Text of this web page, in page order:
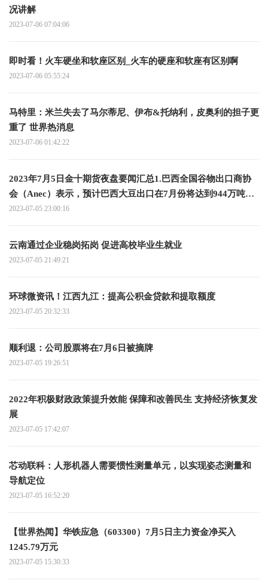
况讲解
2023-07-06 07:04:06
即时看！火车硬坐和软座区别_火车的硬座和软座有区别啊
2023-07-06 05:55:24
马特里：米兰失去了马尔蒂尼、伊布&托纳利，皮奥利的担子更
重了 世界热消息
2023-07-06 01:42:22
2023年7月5日金十期货夜盘要闻汇总1.巴西全国谷物出口商协
会（Anec）表示，预计巴西大豆出口在7月份将达到944万吨，
而去年同期为700万吨；预计巴西玉米出口在7月份达到634万
225万吨 全球关注
2023-07-05 23:00:16
云南通过企业稳岗拓岗 促进高校毕业生就业
2023-07-05 21:49:21
环球微资讯！江西九江：提高公积金贷款和提取额度
2023-07-05 20:32:33
顺利退：公司股票将在7月6日被摘牌
2023-07-05 19:26:51
2022年积极财政政策提升效能 保障和改善民生 支持经济恢复发
展
2023-07-05 17:42:07
芯动联科：人形机器人需要惯性测量单元，以实现姿态测量和
导航定位
2023-07-05 16:52:20
【世界热闻】华铁应急（603300）7月5日主力资金净买入
1245.79万元
2023-07-05 15:30:33